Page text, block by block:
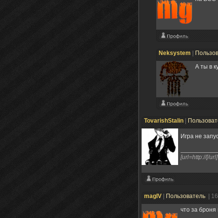
Neksystem
А ты в
TovarishStalin
Игра не
[url=http://[/
magIV Пользователь
|
что за